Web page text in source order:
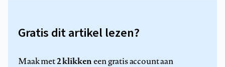
Gratis dit artikel lezen?
Maak met2 klikkeneen gratis account aan